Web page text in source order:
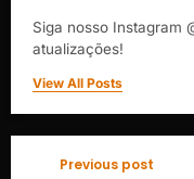
Siga nosso Instagram
atualizações!
View All Posts
Previous post